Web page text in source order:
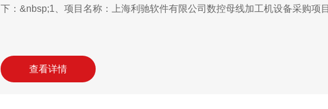
下：&nbsp;1、项目名称：上海利驰软件有限公司数控母线加工机设备采购项
查看详情